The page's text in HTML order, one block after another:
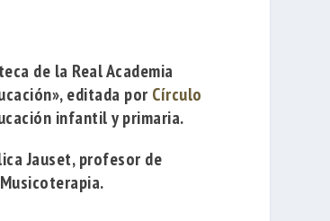
de la Real Academia
, editada por Círculo
infantil y primaria.
Jauset, profesor de